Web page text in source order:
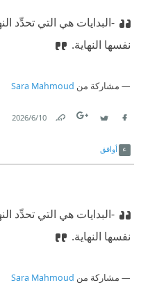
-البدايات هي التي تحدِّد
نفسها النهاية.
مشاركة من Sara Mahmoud
10‏/6‏/2026
أوافق
-البدايات هي التي تحدِّد
نفسها النهاية.
مشاركة من Sara Mahmoud